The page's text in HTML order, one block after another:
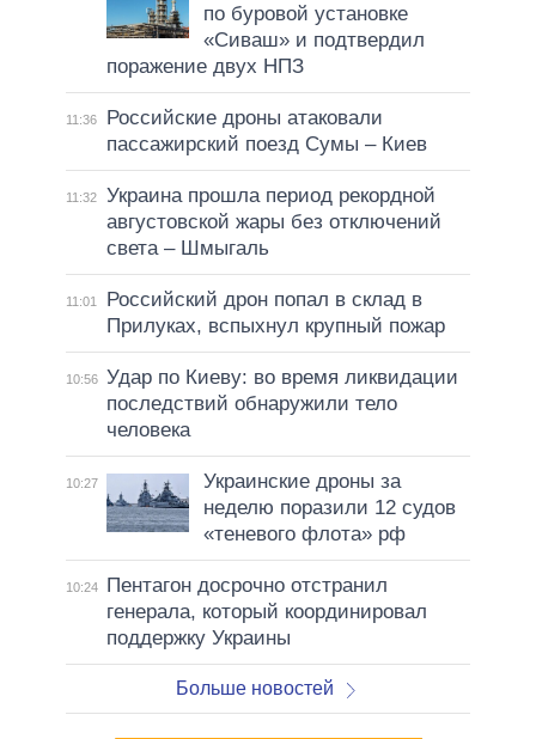
по буровой установке
«Сиваш» и подтвердил
поражение двух НПЗ
11:36
Российские дроны атаковали
пассажирский поезд Сумы – Киев
11:32
Украина прошла период рекордной
августовской жары без отключений
света – Шмыгаль
11:01
Российский дрон попал в склад в
Прилуках, вспыхнул крупный пожар
10:56 Удар по Киеву: во время ликвидации
последствий обнаружили тело
человека
10:27
Украинские дроны за
неделю поразили 12 судов
«теневого флота» рф
10:24
Пентагон досрочно отстранил
генерала, который координировал
поддержку Украины
Больше новостей